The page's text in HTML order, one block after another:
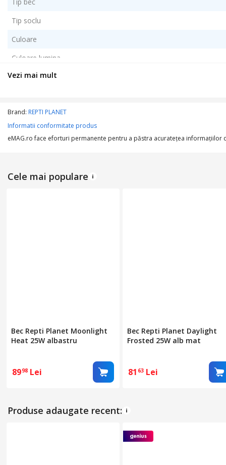
Tip soclu
Culoare
Culoare lumina
Numar bucati
Numar surse de iluminare
Vezi mai mult
Brand: REPTI PLANET
Informatii conformitate produs
eMAG.ro face eforturi permanente pentru a păstra acurateţea
Cele mai populare
Bec Repti Planet Moonlight
Heat 25W albastru
8998 Lei
Bec Repti Planet Daylight
Frosted 25W alb mat
81 63 Lei
Produse adaugate recent: